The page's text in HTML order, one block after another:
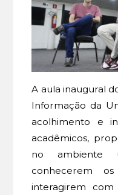
A aula inaugural
Informação da
acolhimento e
acadêmicos,
no ambiente
conhecerem
interagirem